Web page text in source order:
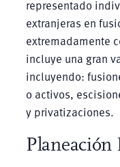
representado
extranjeras en
extremadamente
incluye una gran
incluyendo:
o activos,
y privatizaciones.
Planeación